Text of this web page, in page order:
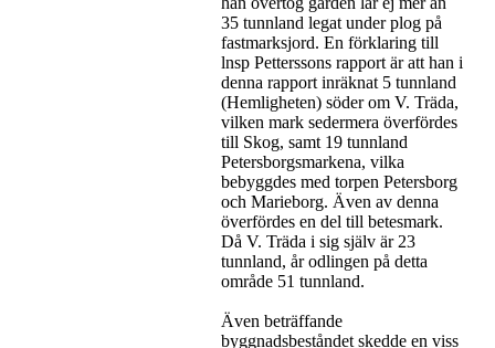
35 tunnland legat under plog på
fastmarksjord. En förklaring till
lnsp Petterssons rapport är att han i
denna rapport inräknat 5 tunnland
(Hemligheten) söder om V. Träda,
vilken mark sedermera överfördes
till Skog, samt 19 tunnland
Petersborgsmarkena, vilka
bebyggdes med torpen Petersborg
och Marieborg. Även av denna
överfördes en del till betesmark.
Då V. Träda i sig själv är 23
tunnland, år odlingen på detta
område 51 tunnland.
Även beträffande
byggnadsbeståndet skedde en viss